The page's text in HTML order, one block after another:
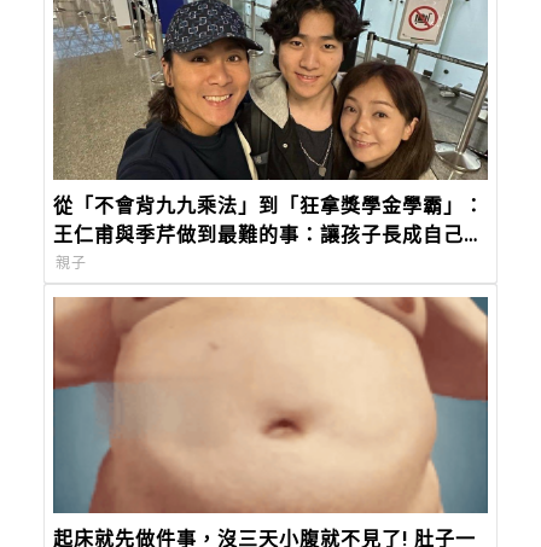
從「不會背九九乘法」到「狂拿獎學金學霸」：
王仁甫與季芹做到最難的事：讓孩子長成自己的
樣子
親子
起床就先做件事，沒三天小腹就不見了! 肚子一